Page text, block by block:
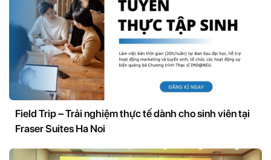
Field Trip – Trải nghiệm thực tế dành cho sinh viên tại
Fraser Suites Ha Noi